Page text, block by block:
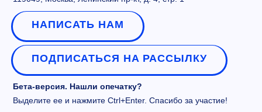
НАПИСАТЬ НАМ
ПОДПИСАТЬСЯ НА РАССЫЛКУ
Бета-версия. Нашли опечатку?
Выделите ее и нажмите Ctrl+Enter. Спасибо за участие!